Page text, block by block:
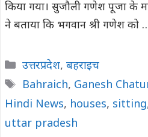
किया गया। सुजौली गणेश पूजा के
ने बताया कि भगवान श्री गणेश को
Categories
उत्तरप्रदेश, बहराइच
Tags
Bahraich, Ganesh
Hindi News, houses, sitting
uttar pradesh